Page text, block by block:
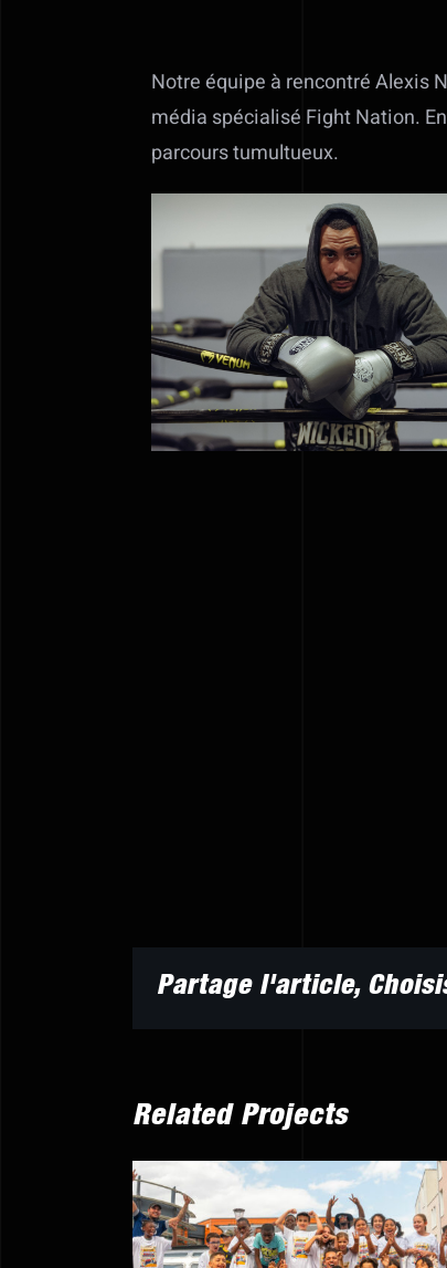
Notre équipe à rencontré Alexis
média spécialisé Fight Nation.
parcours tumultueux.
Partage l'article,
Related Projects